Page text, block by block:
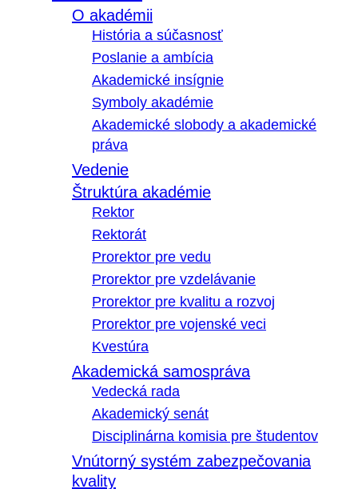
O akadémii
História a súčasnosť
Poslanie a ambícia
Akademické insígnie
Symboly akadémie
Akademické slobody a akademické
práva
Vedenie
Štruktúra akadémie
Rektor
Rektorát
Prorektor pre vedu
Prorektor pre vzdelávanie
Prorektor pre kvalitu a rozvoj
Prorektor pre vojenské veci
Kvestúra
Akademická samospráva
Vedecká rada
Akademický senát
Disciplinárna komisia pre študentov
Vnútorný systém zabezpečovania
kvality